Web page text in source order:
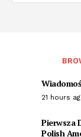
21 hours
Pierwsza
Polish